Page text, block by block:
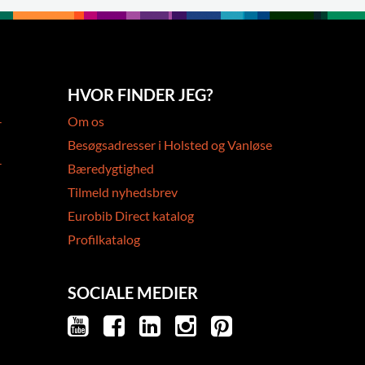
HVOR FINDER JEG?
Om os
Besøgsadresser i Holsted og Vanløse
Bæredygtighed
Tilmeld nyhedsbrev
Eurobib Direct katalog
Profilkatalog
SOCIALE MEDIER